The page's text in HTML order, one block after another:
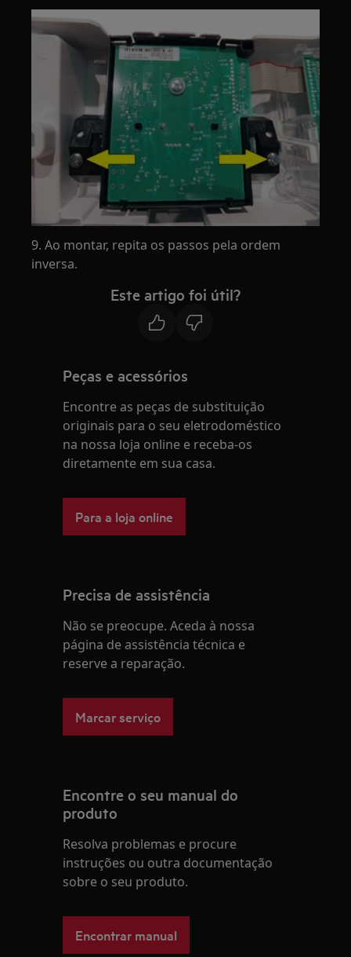
9. Ao montar, repita os passos pela ordem
inversa.
Este artigo foi útil?
Peças e acessórios
Encontre as peças de substituição
originais para o seu eletrodoméstico
na nossa loja online e receba-os
diretamente em sua casa.
Para a loja online
Precisa de assistência
Não se preocupe. Aceda à nossa
página de assistência técnica e
reserve a reparação.
Marcar serviço
Encontre o seu manual do
produto
Resolva problemas e procure
instruções ou outra documentação
sobre o seu produto.
Encontrar manual